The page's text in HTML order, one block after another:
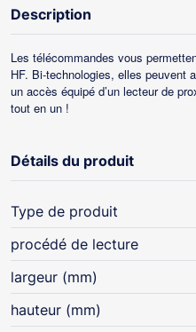
Description
Les télécommandes vous
HF. Bi-technologies, elles peuvent
un accès équipé d’un lecteur de
tout en un !
Détails du produit
Type de produit
procédé de lecture
largeur (mm)
hauteur (mm)